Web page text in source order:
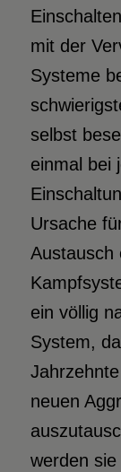
mit der
Systeme
selbst
einmal bei
Ursache
Austausch
ein völlig
System,
neuen
werden